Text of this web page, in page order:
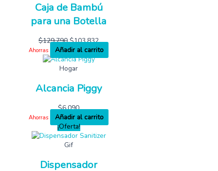
Caja de Bambú
para una Botella
$129,790 $103,832
Ahorras
Añadir al carrito
Hogar
Alcancia Piggy
$6,090
Ahorras
Añadir al carrito
¡Oferta!
Gif
Dispensador